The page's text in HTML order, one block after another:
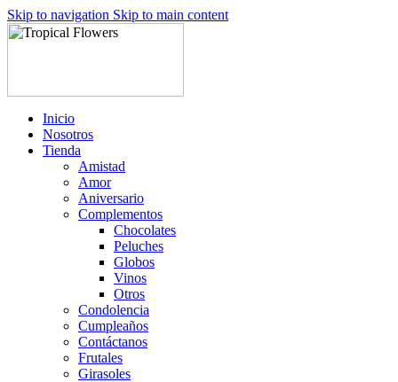
Skip to navigation Skip to main content
Inicio
Nosotros
Tienda
Amistad
Amor
Aniversario
Complementos
Chocolates
Peluches
Globos
Vinos
Otros
Condolencia
Cumpleaños
Contáctanos
Frutales
Girasoles